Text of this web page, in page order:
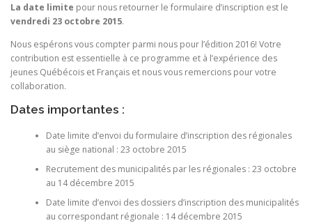
La date limite pour nous retourner le formulaire d’inscription est le
vendredi 23 octobre 2015.
Nous espérons vous compter parmi nous pour l’édition 2016! Votre
contribution est essentielle à ce programme et à l’expérience des
jeunes Québécois et Français et nous vous remercions pour votre
collaboration.
Dates importantes :
Date limite d’envoi du formulaire d’inscription des régionales
au siège national : 23 octobre 2015
Recrutement des municipalités par les régionales : 23 octobre
au 14 décembre 2015
Date limite d’envoi des dossiers d’inscription des municipalités
au correspondant régionale : 14 décembre 2015